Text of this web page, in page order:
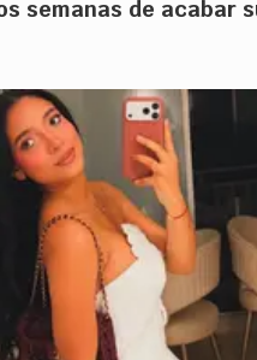
semanas de acabar